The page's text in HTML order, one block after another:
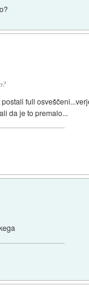
full
da je to premalo...